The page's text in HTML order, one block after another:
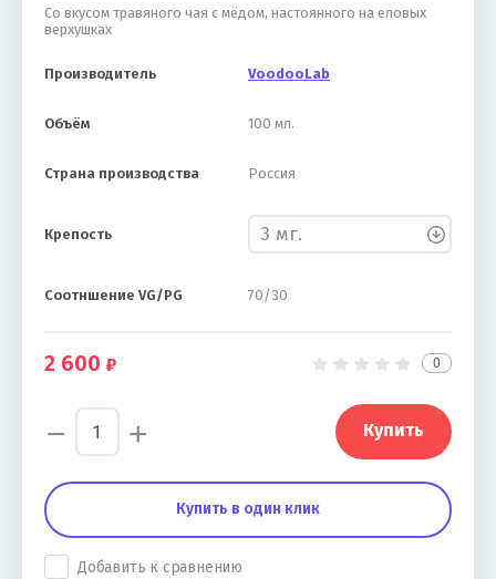
Со вкусом травяного чая с мёдом, настоянного на еловых
верхушках
Производитель VoodooLab
Объём 100 мл.
Страна производства Россия
Крепость
Соотншение VG/PG 70/30
2 600 0
− + Купить
Купить в один клик
Добавить к сравнению